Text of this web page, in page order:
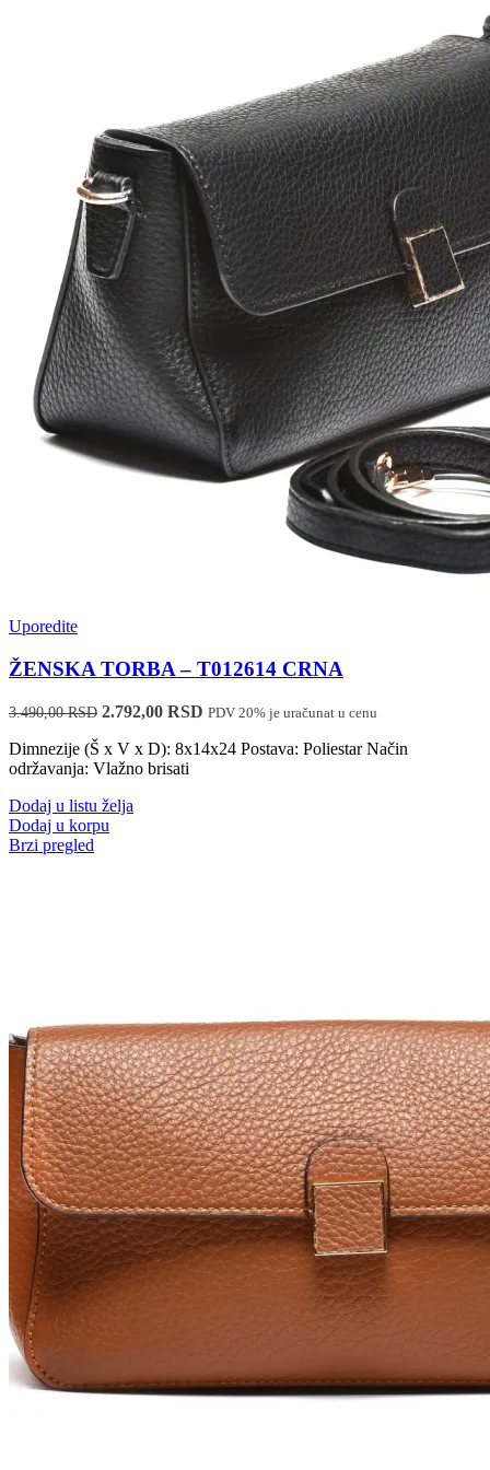
Uporedite
ŽENSKA TORBA – T012614 CRNA
3.490,00RSD Originalna
je
bila:
2.792,00 RSD Trenutna
je:
PDV 20% je uračunat u cenu
Dimnezije (Š x V x D): 8x14x24 Postava: Poliestar Način
održavanja: Vlažno brisati
Dodaj u listu želja
Dodaj u korpu
Brzi pregled